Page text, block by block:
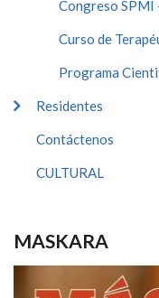
Congreso SPMI
Curso de
Programa
Residentes
Contáctenos
CULTURAL
MASKARA